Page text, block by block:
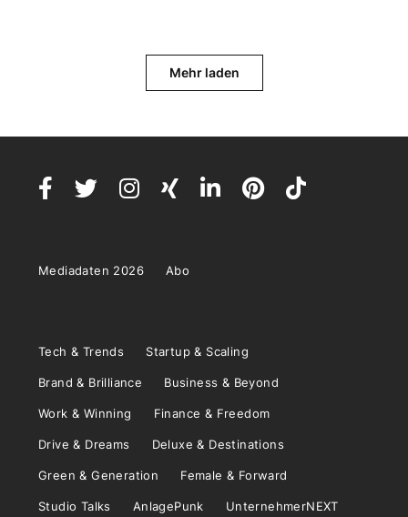
Mehr laden
Mediadaten 2026 Abo
Tech & Trends Startup & Scaling
Brand & Brilliance Business & Beyond
Work & Winning Finance & Freedom
Drive & Dreams Deluxe & Destinations
Green & Generation Female & Forward
Studio Talks AnlagePunk UnternehmerNEXT